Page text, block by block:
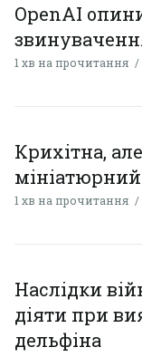
OpenAI
1 хв на прочитання
Крихітна,
1 хв на прочитання
Наслідки
діяти при
дельфіна